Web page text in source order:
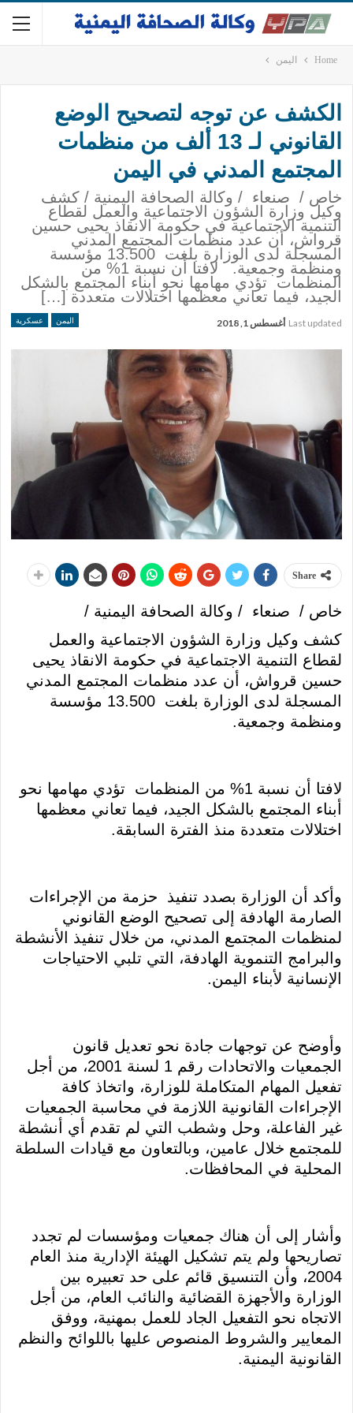
Home اليمن
الكشف عن توجه لتصحيح الوضع
القانوني لـ 13 ألف من منظمات
المجتمع المدني في اليمن
خاص / صنعاء / وكالة الصحافة اليمنية / كشف
وكيل وزارة الشؤون الاجتماعية والعمل لقطاع
التنمية الاجتماعية في حكومة الانقاذ يحيى حسين
قرواش، أن عدد منظمات المجتمع المدني
المسجلة لدى الوزارة بلغت 13.500 مؤسسة
ومنظمة وجمعية. لافتا أن نسبة 1% من
المنظمات تؤدي مهامها نحو أبناء المجتمع بالشكل
الجيد، فيما تعاني معظمها اختلالات متعددة […]
اليمن عسكرية Last updated أغسطس 1, 2018
Share
خاص / صنعاء / وكالة الصحافة اليمنية /
كشف وكيل وزارة الشؤون الاجتماعية والعمل
لقطاع التنمية الاجتماعية في حكومة الانقاذ يحيى
حسين قرواش، أن عدد منظمات المجتمع المدني
المسجلة لدى الوزارة بلغت 13.500 مؤسسة
ومنظمة وجمعية.
لافتا أن نسبة 1% من المنظمات تؤدي مهامها نحو
أبناء المجتمع بالشكل الجيد، فيما تعاني معظمها
اختلالات متعددة منذ الفترة السابقة.
وأكد أن الوزارة بصدد تنفيذ حزمة من الإجراءات
الصارمة الهادفة إلى تصحيح الوضع القانوني
لمنظمات المجتمع المدني، من خلال تنفيذ الأنشطة
والبرامج التنموية الهادفة، التي تلبي الاحتياجات
الإنسانية لأبناء اليمن.
وأوضح عن توجهات جادة نحو تعديل قانون
الجمعيات والاتحادات رقم 1 لسنة 2001، من أجل
تفعيل المهام المتكاملة للوزارة، واتخاذ كافة
الإجراءات القانونية اللازمة في محاسبة الجمعيات
غير الفاعلة، وحل وشطب التي لم تقدم أي أنشطة
للمجتمع خلال عامين، وبالتعاون مع قيادات السلطة
المحلية في المحافظات.
وأشار إلى أن هناك جمعيات ومؤسسات لم تجدد
تصاريحها ولم يتم تشكيل الهيئة الإدارية منذ العام
2004، وأن التنسيق قائم على حد تعبيره بين
الوزارة والأجهزة القضائية والنائب العام، من أجل
الاتجاه نحو التفعيل الجاد للعمل بمهنية، ووفق
المعايير والشروط المنصوص عليها باللوائح والنظم
القانونية اليمنية.